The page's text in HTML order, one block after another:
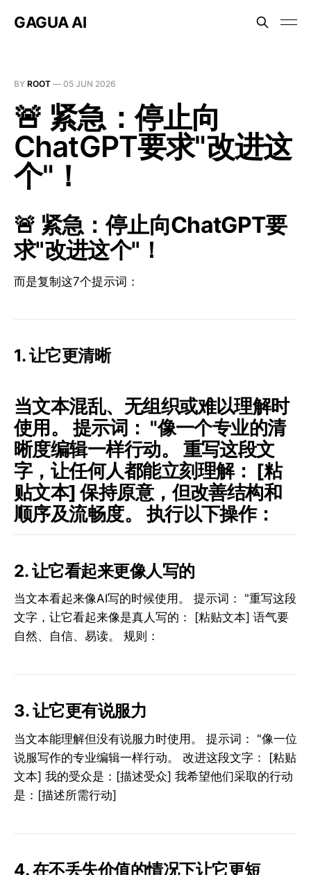
GAGUA AI
BY ROOT — 05 JUN 2026
🚨 紧急：停止向
ChatGPT要求"改进这
个"！
🚨 紧急：停止向ChatGPT要
求"改进这个"！
而是复制这7个提示词：
1. 让它更清晰
当文本混乱、无组织或难以理解时
使用。 提示词： "像一个专业的清
晰度编辑一样行动。 重写这段文
字，让任何人都能立刻理解： [粘
贴文本] 保持原意，但改善结构和
顺序及流畅度。 执行以下操作：
2. 让它看起来更像人写的
当文本看起来像AI写的时候使用。 提示词： "重写这段
文字，让它看起来像是真人写的： [粘贴文本] 语气要
自然、自信、易读。 规则：
3. 让它更有说服力
当文本能理解但没有说服力时使用。 提示词： "像一位
说服写作的专业编辑一样行动。 改进这段文字： [粘贴
文本] 我的受众是：[描述受众] 我希望他们采取的行动
是：[描述所需行动]
4. 在不丢失价值的情况下让它更短